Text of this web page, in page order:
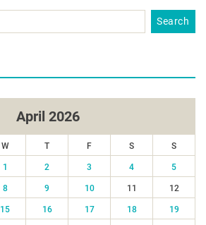
April 2026
W T F S S
1 2 3 4 5
8 9 10 11 12
15 16 17 18 19